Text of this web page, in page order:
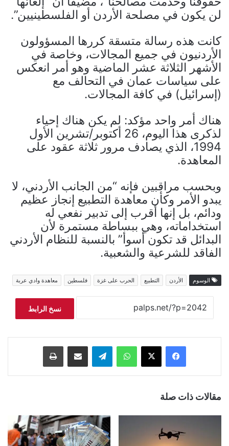
لن يكون في مصلحة الأردن أو الفلسطينيين”.
كانت هذه رسالة متسقة كررها المسؤولون
الأردنيون في جميع المجالات، وخاصة في
الأشهر الثلاثة عشر الماضية وهو أمر انعكس
على سياسات عمان في التحالف مع
(إسرائيل) في كافة المجالات.
هناك أمر واحد مؤكد: لم يكن هناك إحياء
لذكرى هذا اليوم، 26 أكتوبر/تشرين الأول
1994، الذي يصادف مرور ثلاثة عقود على
المعاهدة.
وبحسب مراقبين فإنه “من الجانب الأردني، لا
يبدو الأمر وكأن معاهدة التطبيع إنجاز عظيم
ودائم، بل إنها أقرب إلى تدبير نفعي له
استخداماته، وهي ببساطة مستمرة لأن
البدائل قد تكون أسوأ” بالنسبة للنظام الأردني
الفاقد للشرعية والشعبية.
الوسوم الأردن التطبيع الحرب على غزة فلسطين معاهدة وادي عربة
نسخ الرابط
فيسبوك ‫X واتساب تيلقرام مشاركة عبر البريد طباعة
مقالات ذات صلة